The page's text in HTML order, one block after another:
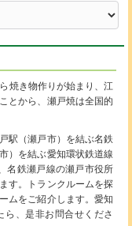
焼き物作りが始まり、江
とから、瀬戸焼は全国的
駅（瀬戸市）を結ぶ名鉄
）を結ぶ愛知環状鉄道線
名鉄瀬戸線の瀬戸市役所
す。トランクルームを探
ムをご紹介します。愛知
ら、是非お問合せくださ